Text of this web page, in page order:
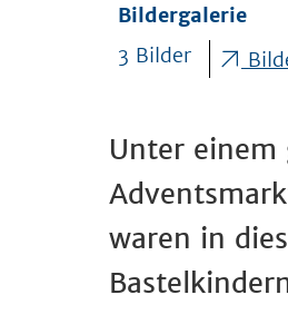
Bildergalerie
3 Bilder
Unter einem
waren in